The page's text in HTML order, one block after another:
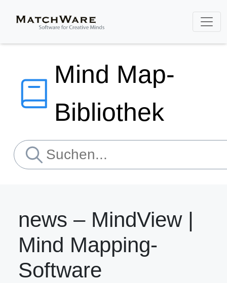
Mind Map-
Bibliothek
news – MindView |
Mind Mapping-
Software